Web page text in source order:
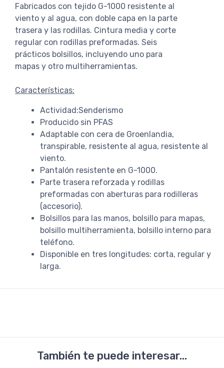
Fabricados con tejido G-1000 resistente al
viento y al agua, con doble capa en la parte
trasera y las rodillas. Cintura media y corte
regular con rodillas preformadas. Seis
prácticos bolsillos, incluyendo uno para
mapas y otro multiherramientas.
Características:
Actividad:Senderismo
Producido sin PFAS
Adaptable con cera de Groenlandia,
transpirable, resistente al agua, resistente al
viento.
Pantalón resistente en G-1000.
Parte trasera reforzada y rodillas
preformadas con aberturas para rodilleras
(accesorio).
Bolsillos para las manos, bolsillo para mapas,
bolsillo multiherramienta, bolsillo interno para
teléfono.
Disponible en tres longitudes: corta, regular y
larga.
También te puede interesar...